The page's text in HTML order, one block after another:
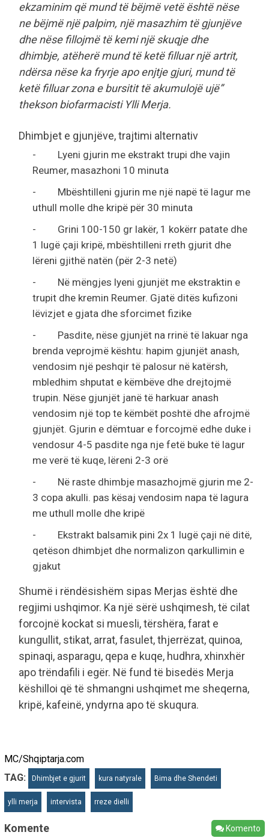
ekzaminim që mund të bëjmë vetë është nëse
ne bëjmë një palpim, një masazhim të gjunjëve
dhe nëse fillojmë të kemi një skuqje dhe
dhimbje, atëherë mund të ketë filluar një artrit,
ndërsa nëse ka fryrje apo enjtje gjuri, mund të
ketë filluar zona e bursitit të akumulojë ujë”
thekson biofarmacisti Ylli Merja.
Dhimbjet e gjunjëve, trajtimi alternativ
- Lyeni gjurin me ekstrakt trupi dhe vajin
Reumer, masazhoni 10 minuta
- Mbështilleni gjurin me një napë të lagur me
uthull molle dhe kripë për 30 minuta
- Grini 100-150 gr lakër, 1 kokërr patate dhe
1 lugë çaji kripë, mbështilleni rreth gjurit dhe
lëreni gjithë natën (për 2-3 netë)
- Në mëngjes lyeni gjunjët me ekstraktin e
trupit dhe kremin Reumer. Gjatë ditës kufizoni
lëvizjet e gjata dhe sforcimet fizike
- Pasdite, nëse gjunjët na rrinë të lakuar nga
brenda veprojmë kështu: hapim gjunjët anash,
vendosim një peshqir të palosur në katërsh,
mbledhim shputat e këmbëve dhe drejtojmë
trupin. Nëse gjunjët janë të harkuar anash
vendosim një top te këmbët poshtë dhe afrojmë
gjunjët. Gjurin e dëmtuar e forcojmë edhe duke i
vendosur 4-5 pasdite nga nje fetë buke të lagur
me verë të kuqe, lëreni 2-3 orë
- Në raste dhimbje masazhojmë gjurin me 2-
3 copa akulli. pas kësaj vendosim napa të lagura
me uthull molle dhe kripë
- Ekstrakt balsamik pini 2x 1 lugë çaji në ditë,
qetëson dhimbjet dhe normalizon qarkullimin e
gjakut
Shumë i rëndësishëm sipas Merjas është dhe
regjimi ushqimor. Ka një sërë ushqimesh, të cilat
forcojnë kockat si muesli, tërshëra, farat e
kungullit, stikat, arrat, fasulet, thjerrëzat, quinoa,
spinaqi, asparagu, qepa e kuqe, hudhra, xhinxhër
apo trëndafili i egër. Në fund të bisedës Merja
këshilloi që të shmangni ushqimet me sheqerna,
kripë, kafeinë, yndyrna apo të skuqura.
MC/Shqiptarja.com
TAG:
Dhimbjet e gjurit kura natyrale Bima dhe Shendeti
ylli merja intervista rreze dielli
Komente Komento